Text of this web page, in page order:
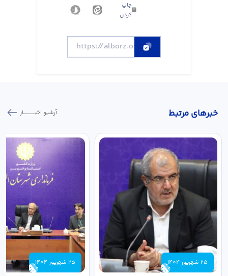
چاپ
کردن
خبر‌های مرتبط آرشیو اخبـــــــــــار
25 شهریور 1404 25 شهریور 1404